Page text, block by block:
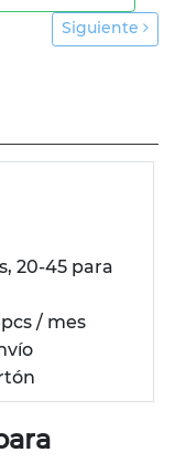
Siguiente
20-45 para
/ mes